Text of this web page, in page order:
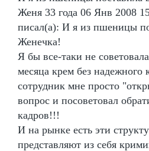
Женя 33 года 06 Янв 2008
писал(а): И я из пшеницы
Женечка!
Я бы все-таки не
месяца крем без надежного
сотрудник мне просто
вопрос и посоветовал
кадров!!!
И на рынке есть эти
представляют из себя